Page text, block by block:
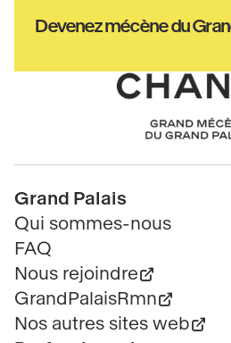
Haut
de
Devenez mécène du
Chanel
Pied
de
page
Grand Palais
Qui sommes-nous
FAQ
Nous rejoindre
GrandPalaisRmn
Nos autres sites web